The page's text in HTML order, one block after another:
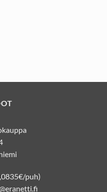
puh)